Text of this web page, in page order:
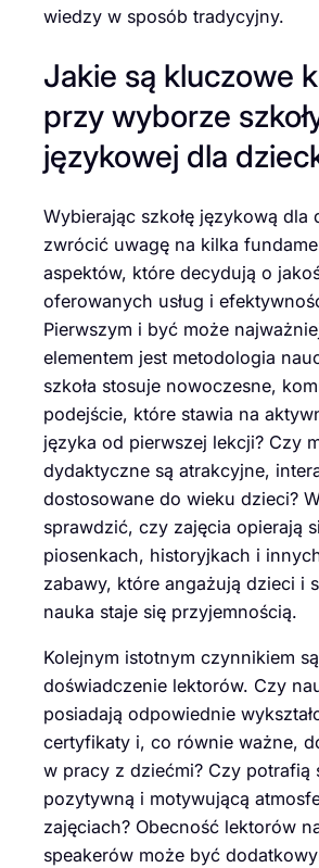
wiedzy w sposób tradycyjny.
Jakie są kluczowe
przy wyborze
językowej dla
Wybierając szkołę językową dla
zwrócić uwagę na kilka
aspektów, które decydują o
oferowanych usług i
Pierwszym i być może
elementem jest metodologia
szkoła stosuje nowoczesne,
podejście, które stawia na
języka od pierwszej lekcji? Czy
dydaktyczne są atrakcyjne,
dostosowane do wieku dzieci?
sprawdzić, czy zajęcia opierają
piosenkach, historyjkach i
zabawy, które angażują dzieci i
nauka staje się przyjemnością.
Kolejnym istotnym czynnikiem
doświadczenie lektorów. Czy
posiadają odpowiednie
certyfikaty i, co równie ważne,
w pracy z dziećmi? Czy potrafią
pozytywną i motywującą
zajęciach? Obecność lektorów
speakerów może być